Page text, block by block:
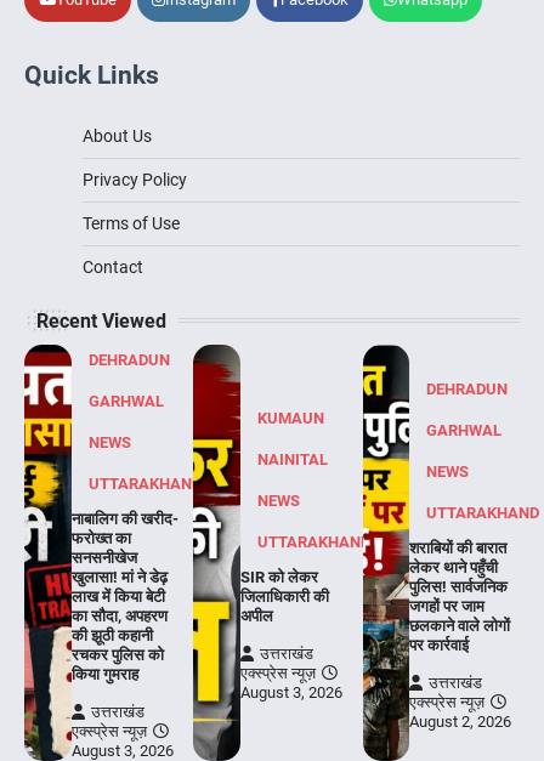
Quick Links
About Us
Privacy Policy
Terms of Use
Contact
Recent Viewed
DEHRADUN
GARHWAL
NEWS
UTTARAKHAND
नाबालिग की खरीद-
फरोख्त का
सनसनीखेज
खुलासा! मां ने डेढ़
लाख में किया बेटी
का सौदा, अपहरण
की झूठी कहानी
रचकर पुलिस को
किया गुमराह
उत्तराखंड
एक्स्प्रेस न्यूज़
August 3, 2026
KUMAUN
NAINITAL
NEWS
UTTARAKHAND
SIR को लेकर
जिलाधिकारी की
अपील
उत्तराखंड
एक्स्प्रेस न्यूज़
August 3, 2026
DEHRADUN
GARHWAL
NEWS
UTTARAKHAND
शराबियों की बारात
लेकर थाने पहुँची
पुलिस! सार्वजनिक
जगहों पर जाम
छलकाने वाले लोगों
पर कार्रवाई
उत्तराखंड
एक्स्प्रेस न्यूज़
August 2, 2026